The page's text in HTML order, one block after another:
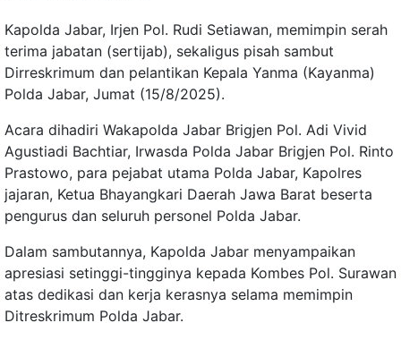
Kapolda Jabar, Irjen Pol. Rudi Setiawan, memimpin serah
terima jabatan (sertijab), sekaligus pisah sambut
Dirreskrimum dan pelantikan Kepala Yanma (Kayanma)
Polda Jabar, Jumat (15/8/2025).
Acara dihadiri Wakapolda Jabar Brigjen Pol. Adi Vivid
Agustiadi Bachtiar, Irwasda Polda Jabar Brigjen Pol. Rinto
Prastowo, para pejabat utama Polda Jabar, Kapolres
jajaran, Ketua Bhayangkari Daerah Jawa Barat beserta
pengurus dan seluruh personel Polda Jabar.
Dalam sambutannya, Kapolda Jabar menyampaikan
apresiasi setinggi-tingginya kepada Kombes Pol. Surawan
atas dedikasi dan kerja kerasnya selama memimpin
Ditreskrimum Polda Jabar.